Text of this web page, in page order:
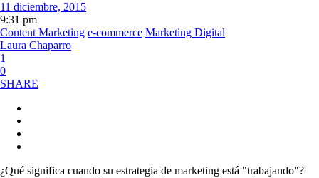
11 diciembre, 2015
9:31 pm
Content Marketing e-commerce Marketing Digital
Laura Chaparro
1
0
SHARE
¿Qué significa cuando su estrategia de marketing está "trabajando"?